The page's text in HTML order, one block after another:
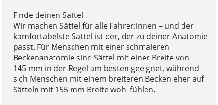
Finde deinen Sattel
Wir machen Sättel für alle Fahrer:innen – und der
komfortabelste Sattel ist der, der zu deiner Anatomie
passt. Für Menschen mit einer schmaleren
Beckenanatomie sind Sättel mit einer Breite von
145 mm in der Regel am besten geeignet, während
sich Menschen mit einem breiteren Becken eher auf
Sätteln mit 155 mm Breite wohl fühlen.